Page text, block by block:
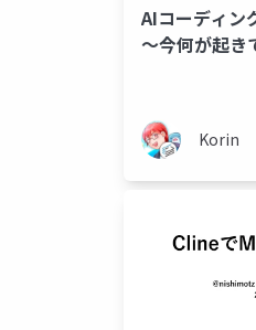
AIコーディン
～今何が起き
Korin